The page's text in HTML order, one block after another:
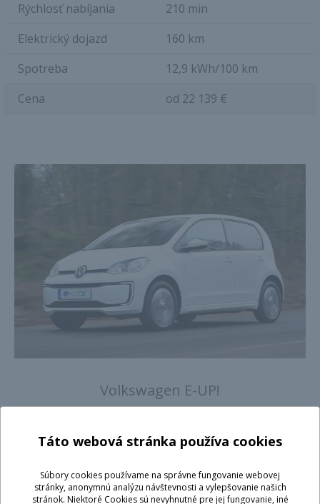
Rýchlosť nabíjania
210 min
Elektrický dojazd
160 km
Spotreba
12,9 kWh/100 km
Cena
od 22 139 €
Volkswagen E-UP!
Model
Volkswagen e-up!
Zrýchlenie 0 – 100 km/h
12,4 s
Táto webová stránka používa cookies
Súbory cookies používame na správne fungovanie webovej
stránky, anonymnú analýzu návštevnosti a vylepšovanie našich
stránok. Niektoré Cookies sú nevyhnutné pre jej fungovanie, iné